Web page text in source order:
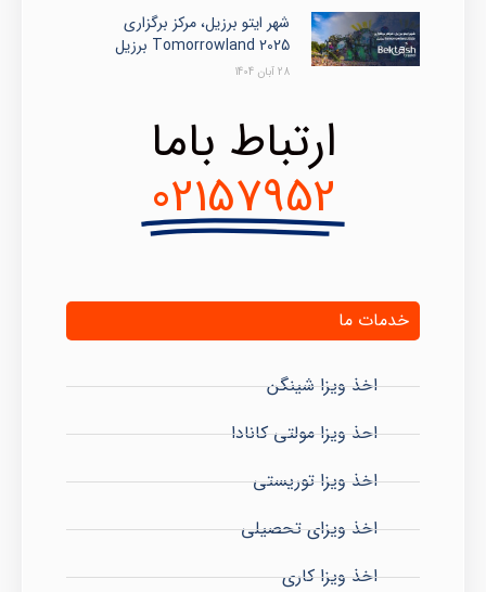
شهر ایتو برزیل، مرکز برگزاری
Tomorrowland 2025 برزیل
28 آبان 1404
ارتباط باما
02157952
خدمات ما
اخذ ویزا شینگن
احذ ویزا مولتی کانادا
اخذ ویزا توریستی
اخذ ویزای تحصیلی
اخذ ویزا کاری